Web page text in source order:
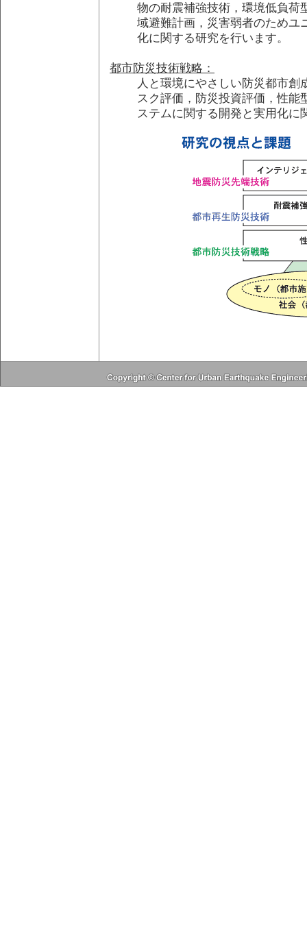
物の耐震補強技術，環境低負荷
域避難計画，災害弱者のためユ
化に関する研究を行います。
都市防災技術戦略：
人と環境にやさしい防災都市
スク評価，防災投資評価，性能
ステムに関する開発と実用化に